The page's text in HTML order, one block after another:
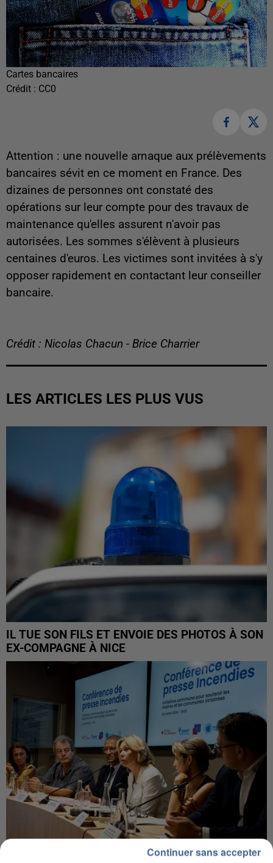
Cartes bancaires
Crédit : CC0
Attention : une nouvelle arnaque aux prélèvements
bancaires sévit en ce moment en France. Des
dizaines de personnes ont constaté des
opérations sur leur compte pour des travaux de
maintenance qu'elles assurent n'avoir pas
autorisées. Les sommes s'élèvent à plusieurs
centaines d'euros. Les victimes sont invitées à s'y
opposer rapidement en contactant leur conseiller
bancaire.
Crédit : Nicolas Chacun - Brice Charrier
LES ARTICLES LES PLUS VUS
IL TUE SON FILS ET ENVOIE DES PHOTOS À SON
EX-COMPAGNE À NICE
Continuer sans accepter